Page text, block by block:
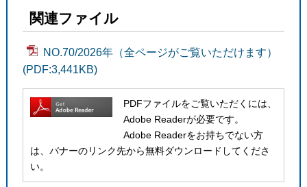
関連ファイル
NO.70/2026年（全ページがご覧いただけます）
(PDF:3,441KB)
PDFファイルをご覧いただくには、
Adobe Readerが必要です。
Adobe Readerをお持ちでない方
は、バナーのリンク先から無料ダウンロードしてくださ
い。